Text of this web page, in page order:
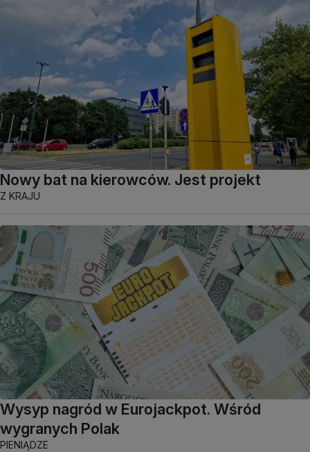
Nowy bat na kierowców. Jest projekt
Z KRAJU
Wysyp nagród w Eurojackpot. Wśród
wygranych Polak
PIENIĄDZE